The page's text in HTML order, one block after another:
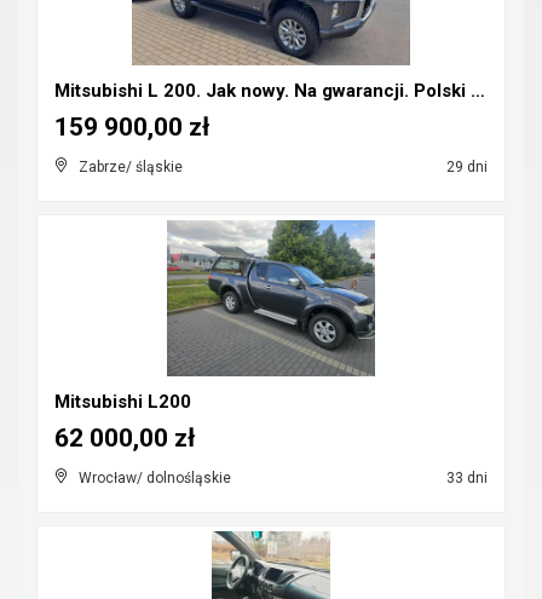
Mitsubishi L 200. Jak nowy. Na gwarancji. Polski s...
Zabrze/ śląskie 29 dni
159 900,00 zł
Mitsubishi L200
Wrocław/ dolnośląskie 33 dni
62 000,00 zł